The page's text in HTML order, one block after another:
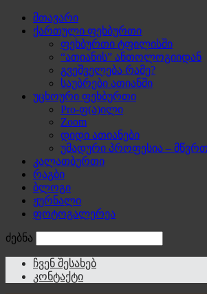
მთავარი
ქართული ფეხბურთი
ფეხბურთი ტფილისში
“ათიანის” ანთოლოგიიდან
გვეშველება რამე?
საუბრები ათიანში
უცხოური ფეხბურთი
Pro-ფ(ა)ილი
Zoom
დიდი ათიანები
უმადური პროფესია –
კალათბურთი
რაგბი
ბლოგი
ჟურნალი
ფოტოგალერეა
ძებნა
ჩვენ შესახებ
კონტაქტი